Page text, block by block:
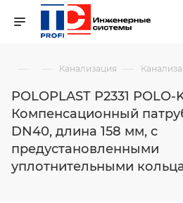
— — Канализация —
POLOPLAST P2331 POLO-
Компенсационный
DN40, длина 158 мм, с
предустановленными
уплотнительными